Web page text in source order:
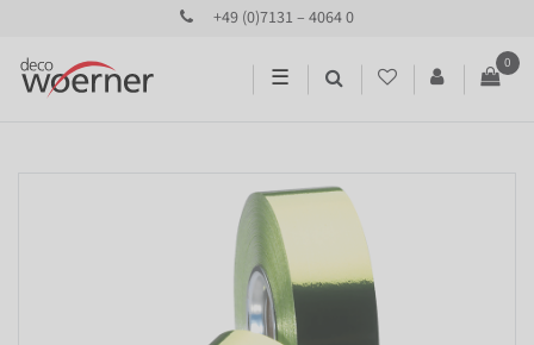
+49 (0)7131 – 4064 0
☰
0